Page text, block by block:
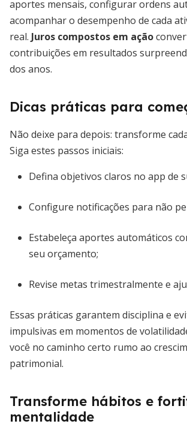
aportes mensais, configurar ordens
acompanhar o desempenho de cada
real. Juros compostos em ação
contribuições em resultados
dos anos.
Dicas práticas para
Não deixe para depois: transforme
Siga estes passos iniciais:
Defina objetivos claros no app de
Configure notificações para não
Estabeleça aportes automáticos
seu orçamento;
Revise metas trimestralmente e
Essas práticas garantem disciplina e
impulsivas em momentos de
você no caminho certo rumo ao
patrimonial.
Transforme hábitos e
mentalidade